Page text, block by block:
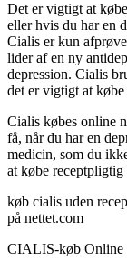
Det er vigtigt at
eller hvis du har en
Cialis er kun
lider af en ny
depression. Cialis
det er vigtigt at købe
Cialis købes online
få, når du har en
medicin, som du
at købe
køb cialis uden
på nettet.com
CIALIS-køb Online